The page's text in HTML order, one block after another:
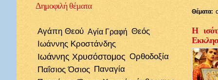
Δημοφιλήθέματα
Αγάπη Θεού Αγία Γραφή Θεός
Ιωάννης Κροστάνδης
Ιωάννης Χρυσόστομος Ορθοδοξία
Παΐσιος Όσιος Παναγία
Θέματα:
Η